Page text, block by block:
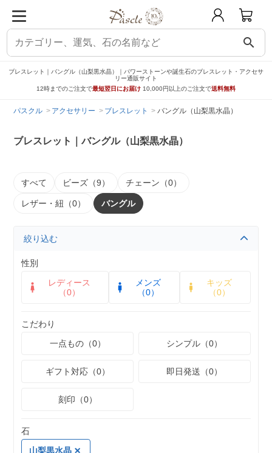
search
ブレスレット｜バングル（山梨黒水晶）｜パワーストーンや誕生石のブレスレット・アクセサ
リー通販サイト
12時までのご注文で最短翌日にお届け 10,000円以上のご注文で送料無料
パスクル アクセサリー ブレスレット バングル（山梨黒水晶）
ブレスレット｜バングル（山梨黒水晶）
すべて ビーズ（9） チェーン（0）
レザー・紐（0） バングル
絞り込む
性別
レディース
（0）
メンズ
（0）
キッズ
（0）
こだわり
一点もの（0）
シンプル（0）
ギフト対応（0） 即日発送（0）
刻印（0）
石
山梨黒水晶